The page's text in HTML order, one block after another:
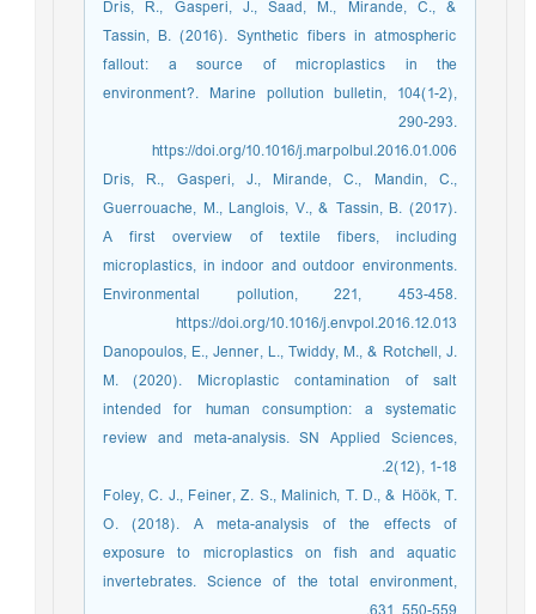
Dris, R., Gasperi, J., Saad, M., Mirande, C., &
Tassin, B. (2016). Synthetic fibers in atmospheric
fallout: a source of microplastics in the
environment?. Marine pollution bulletin, 104(1-2),
290-293.
https://doi.org/10.1016/j.marpolbul.2016.01.006
Dris, R., Gasperi, J., Mirande, C., Mandin, C.,
Guerrouache, M., Langlois, V., & Tassin, B. (2017).
A first overview of textile fibers, including
microplastics, in indoor and outdoor environments.
Environmental pollution, 221, 453-458.
https://doi.org/10.1016/j.envpol.2016.12.013
Danopoulos, E., Jenner, L., Twiddy, M., & Rotchell, J.
M. (2020). Microplastic contamination of salt
intended for human consumption: a systematic
review and meta-analysis. SN Applied Sciences,
2(12), 1-18.
Foley, C. J., Feiner, Z. S., Malinich, T. D., & Höök, T.
O. (2018). A meta-analysis of the effects of
exposure to microplastics on fish and aquatic
invertebrates. Science of the total environment,